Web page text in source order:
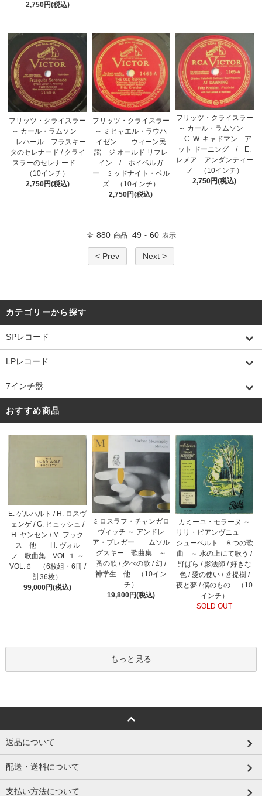
2,750円(税込)
フリッツ・クライスラー
～ カール・ラムソン
レハール フラスキー
タのセレナード / クライ
スラーのセレナード
（10インチ）
2,750円(税込)
フリッツ・クライスラー
～ ミヒャエル・ラウハ
イゼン ウィーン民
謡 ジ オールド リフレ
イン / ホイベルガ
ー ミッドナイト・ベル
ズ （10インチ）
2,750円(税込)
フリッツ・クライスラー
～ カール・ラムソン
C. W. キャドマン ア
ット ドーニング / E.
レメア アンダンティー
ノ （10インチ）
2,750円(税込)
全 880 商品 49 - 60 表示
< Prev Next >
カテゴリーから探す
SPレコード
LPレコード
7インチ盤
おすすめ商品
E. ゲルハルト / H. ロスヴ
ェンゲ / G. ヒュッシュ /
H. ヤンセン / M. フック
ス 他 H. ヴォル
フ 歌曲集 VOL.１ ～
VOL.６ （6枚組・6冊 /
計36枚）
99,000円(税込)
ミロスラフ・チャンガロ
ヴィッチ ～ アンドレ
ア・プレガー ムソル
グスキー 歌曲集 ～
蚤の歌 / 夕べの歌 / 幻 /
神学生 他 （10イン
チ）
19,800円(税込)
カミーユ・モラーヌ ～
リリ・ビアンヴニュ
シューベルト ８つの歌
曲 ～ 水の上にて歌う /
野ばら / 影法師 / 好きな
色 / 愛の使い / 菩提樹 /
夜と夢 / 僕のもの （10
インチ）
SOLD OUT
もっと見る
返品について
配送・送料について
支払い方法について